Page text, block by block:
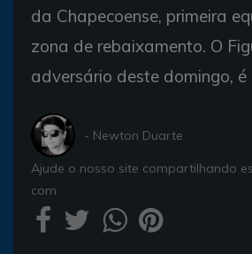
da Chapecoense, primeira
zona de rebaixamento. O
adversário deste domingo, é
- Newton Duarte
Ajude o nosso site compartilhando
com